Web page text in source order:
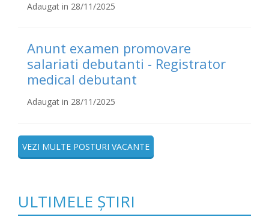
Adaugat in 28/11/2025
Anunt examen promovare
salariati debutanti - Registrator
medical debutant
Adaugat in 28/11/2025
VEZI MULTE POSTURI VACANTE
ULTIMELE ȘTIRI